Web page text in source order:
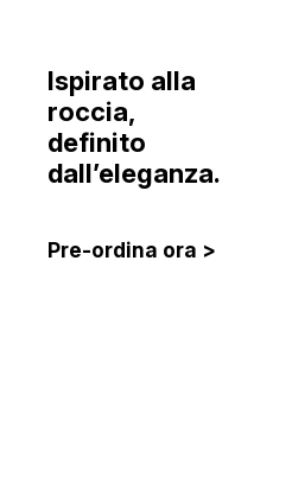
Ispirato alla
roccia,
definito
dall’eleganza.
Pre-ordina ora >